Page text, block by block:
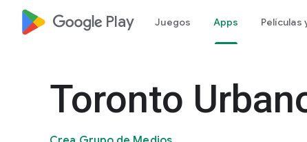
google_logo Play Juegos Apps Películas
Toronto